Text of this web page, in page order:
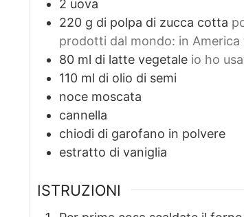
2 uova
220 g di polpa di zucca cotta
prodotti dal mondo: in America
80 ml di latte vegetale io ho
110 ml di olio di semi
noce moscata
cannella
chiodi di garofano in polvere
estratto di vaniglia
ISTRUZIONI